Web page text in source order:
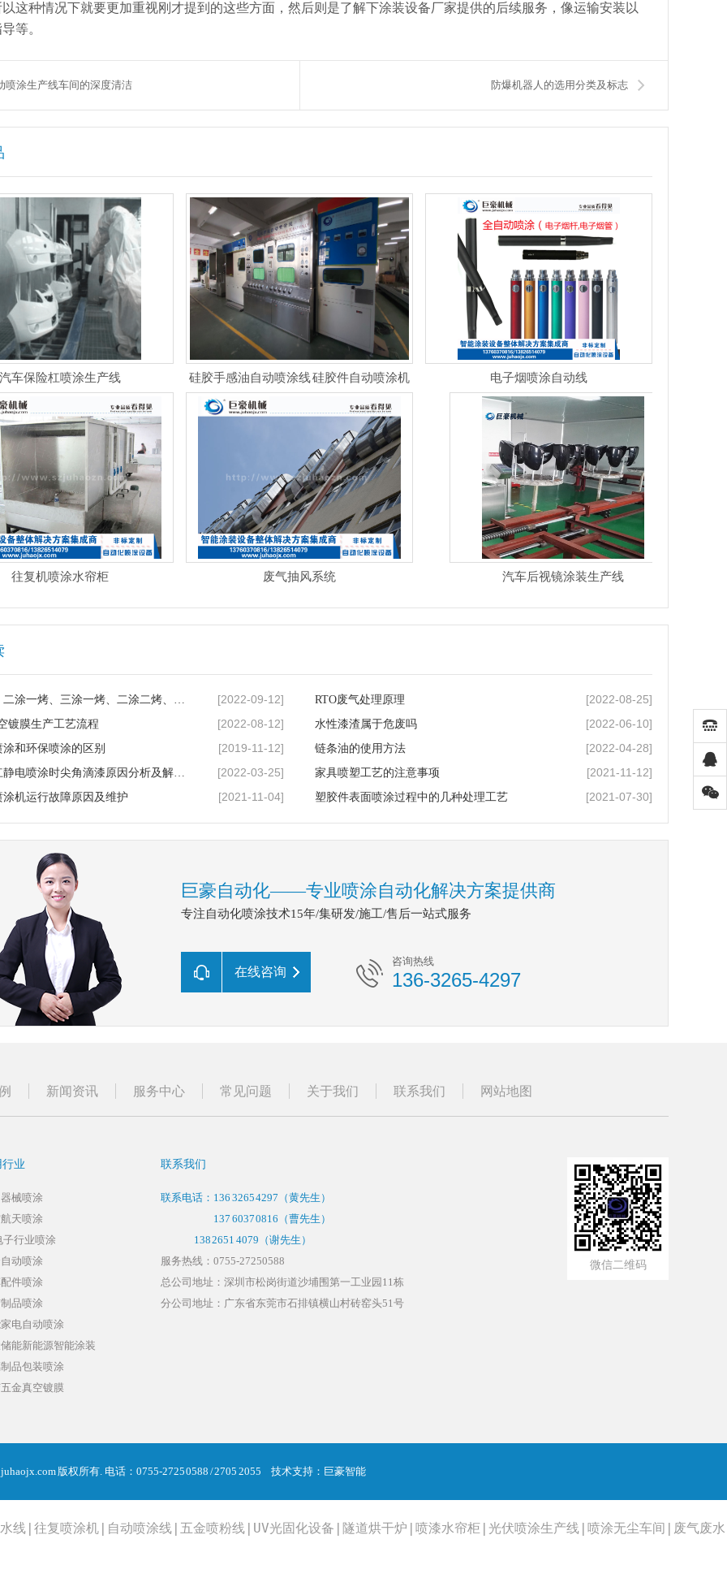
这种情况下就要更加重视刚才提到的这些方面，然后则是了解下涂装设备厂家提供的后续服务，像运输安装以
等。
喷涂生产线车间的深度清洁 防爆机器人的选用分类及标志
汽车保险杠喷涂生产线 硅胶手感油自动喷涂线 硅胶件自动喷涂机 电子烟喷涂自动线
汽车后视镜涂装生产线
往复机喷涂水帘柜 废气抽风系统
一涂一烤、二涂一烤、三涂一烤、二涂二烤、三涂两烤、四涂两烤... [2022-09-12] RTO废气处理原理 [2022-08-25]
镀膜生产工艺流程 [2022-08-12] 水性漆渣属于危废吗 [2022-06-10]
和环保喷涂的区别 [2019-11-12] 链条油的使用方法 [2022-04-28]
汽车保险杠静电喷涂时尖角滴漆原因分析及解决办法 [2022-03-25] 家具喷塑工艺的注意事项 [2021-11-12]
机运行故障原因及维护 [2021-11-04] 塑胶件表面喷涂过程中的几种处理工艺 [2021-07-30]
巨豪自动化——专业喷涂自动化解决方案提供商
专注自动化喷涂技术15年/集研发/施工/售后一站式服务
在线咨询
咨询热线
136-3265-4297
新闻资讯 服务中心 常见问题 关于我们 联系我们 网站地图
业
械喷涂
天喷涂
子行业喷涂
动喷涂
件喷涂
品喷涂
电自动喷涂
能新能源智能涂装
品包装喷涂
金真空镀膜
联系我们
联系电话： 136 3265 4297 （黄先生）
137 6037 0816 （曹先生）
138 2651 4079（谢先生）
服务热线：0755-27250588
总公司地址：深圳市松岗街道沙埔围第一工业园11栋
分公司地址：广东省东莞市石排镇横山村砖窑头51号
微信二维码
版权所有. 电话：0755-2725 0588 / 2705 2055 技术支持： 巨豪智能
线 | 往复喷涂机 | 自动喷涂线 | 五金喷粉线 | UV光固化设备 | 隧道烘干炉 | 喷漆水帘柜 | 光伏喷涂生产线 | 喷涂无尘车间 | 废气废水